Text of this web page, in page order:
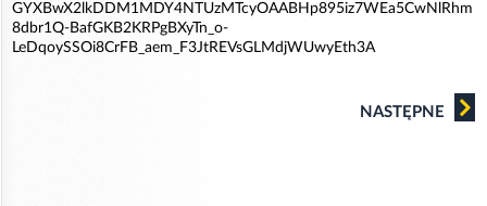
GYXBwX2lkDDM1MDY4NTUzMTcyOAABHp895iz7WEa5CwNlRhm
8dbr1Q-BafGKB2KRPgBXyTn_o-
LeDqoySSOi8CrFB_aem_F3JtREVsGLMdjWUwyEth3A
NASTĘPNE